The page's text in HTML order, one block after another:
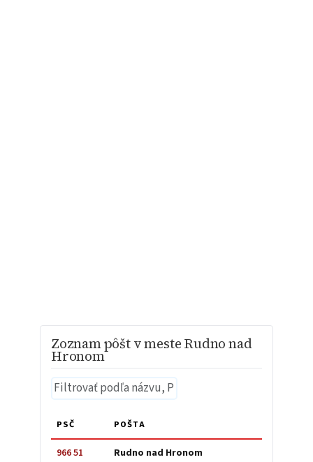
Zoznam pôšt v meste Rudno nad
Hronom
PSČ POŠTA
966 51 Rudno nad Hronom